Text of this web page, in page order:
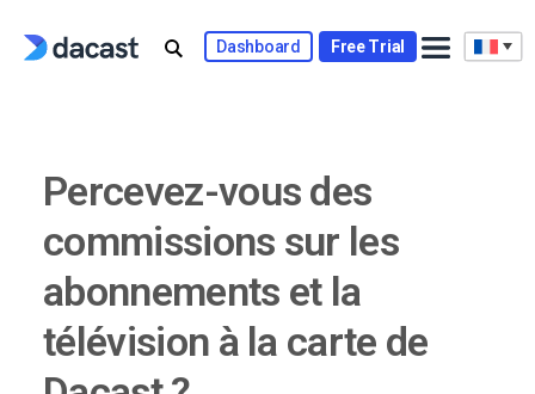
Dashboard Free Trial
Percevez-vous des
commissions sur les
abonnements et la
télévision à la carte de